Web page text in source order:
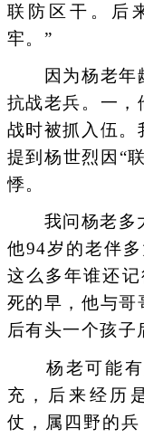
联防区干。后
牢。”
因为杨老年龄
抗战老兵。一，
战时被抓入伍。
提到杨世烈因“
悸。
我问杨老多大
他94岁的老伴
这么多年谁还
死的早，他与哥
后有头一个孩子
杨老可能有
充，后来经历
仗，属四野的